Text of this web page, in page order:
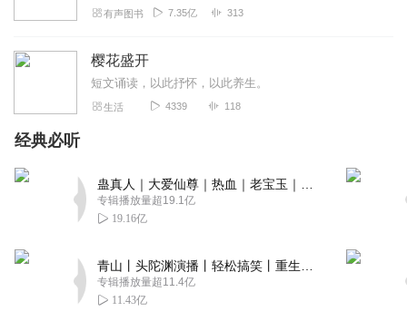
有声图书 7.35亿 313
樱花盛开
短文诵读，以此抒怀，以此养生。
生活 4339 118
经典必听
专辑播放量超19.1亿
19.16亿
专辑播放量超11.4亿
11.43亿